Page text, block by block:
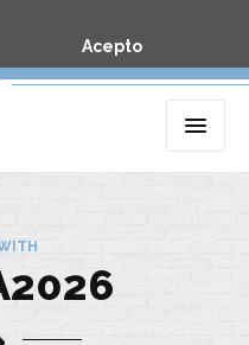
Acepto